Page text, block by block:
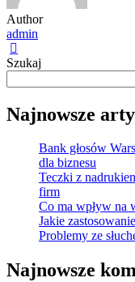
Author
admin
Szukaj
Najnowsze
Bank głosów
dla biznesu
Teczki z
firm
Co ma wpływ na
Jakie
Problemy ze
Najnowsze